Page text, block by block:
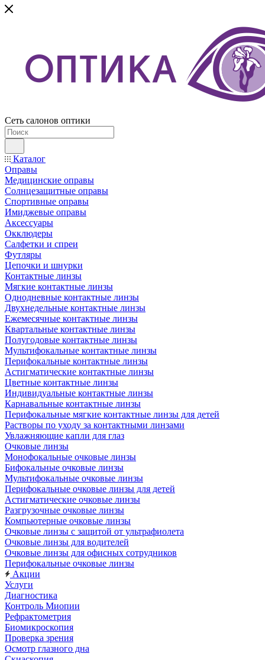
Сеть салонов оптики
Каталог
Оправы
Медицинские оправы
Солнцезащитные оправы
Спортивные оправы
Имиджевые оправы
Аксессуары
Окклюдеры
Салфетки и спреи
Футляры
Цепочки и шнурки
Контактные линзы
Мягкие контактные линзы
Однодневные контактные линзы
Двухнедельные контактные линзы
Ежемесячные контактные линзы
Квартальные контактные линзы
Полугодовые контактные линзы
Мультифокальные контактные линзы
Перифокальные контактные линзы
Астигматические контактные линзы
Цветные контактные линзы
Индивидуальные контактные линзы
Карнавальные контактные линзы
Перифокальные мягкие контактные линзы для детей
Растворы по уходу за контактными линзами
Увлажняющие капли для глаз
Очковые линзы
Монофокальные очковые линзы
Бифокальные очковые линзы
Мультифокальные очковые линзы
Перифокальные очковые линзы для детей
Астигматические очковые линзы
Разгрузочные очковые линзы
Компьютерные очковые линзы
Очковые линзы с защитой от ультрафиолета
Очковые линзы для водителей
Очковые линзы для офисных сотрудников
Перифокальные очковые линзы
Акции
Услуги
Диагностика
Контроль Миопии
Рефрактометрия
Биомикроскопия
Проверка зрения
Осмотр глазного дна